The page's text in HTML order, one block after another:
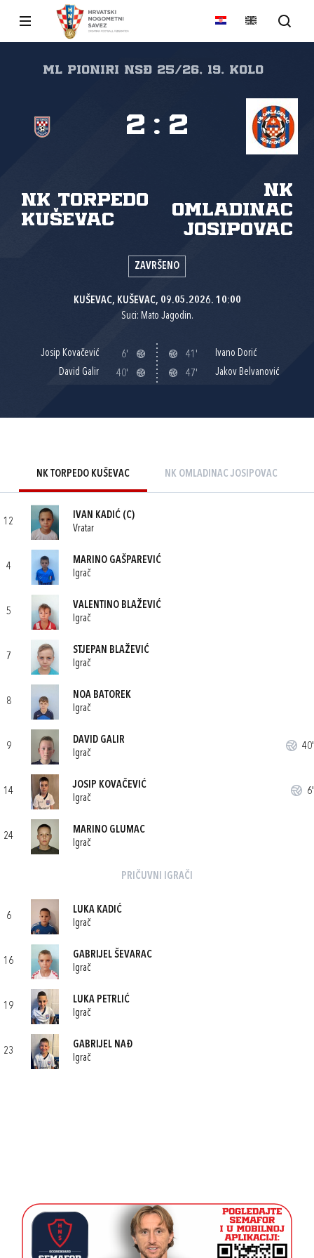
Ml Pioniri NSĐ 25/26, 19. kolo
NK Torpedo
Kuševac
NK
Omladinac
Josipovac
2 : 2
ZAVRŠENO
KUŠEVAC, KUŠEVAC, 09.05.2026. 10:00
Suci: Mato Jagodin.
Josip Kovačević
6'
David Galir
40'
41'
Ivano Dorić
47'
Jakov Belvanović
NK TORPEDO KUŠEVAC NK OMLADINAC JOSIPOVAC
12
IVAN KADIĆ (C)
Vratar
4
MARINO GAŠPAREVIĆ
Igrač
5
VALENTINO BLAŽEVIĆ
Igrač
7
STJEPAN BLAŽEVIĆ
Igrač
8
NOA BATOREK
Igrač
9
DAVID GALIR
Igrač
40'
14
JOSIP KOVAČEVIĆ
Igrač
6'
24
MARINO GLUMAC
Igrač
PRIČUVNI IGRAČI
6
LUKA KADIĆ
Igrač
16
GABRIJEL ŠEVARAC
Igrač
19
LUKA PETRLIĆ
Igrač
23
GABRIJEL NAĐ
Igrač